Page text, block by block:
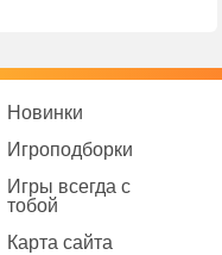
Новинки
Игроподборки
Игры всегда с
тобой
Карта сайта